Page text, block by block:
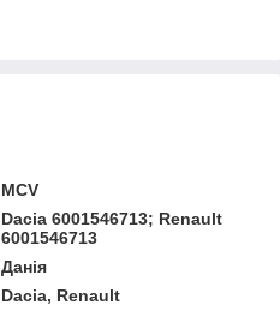
MCV
Dacia 6001546713; Renault
6001546713
Данія
Dacia, Renault